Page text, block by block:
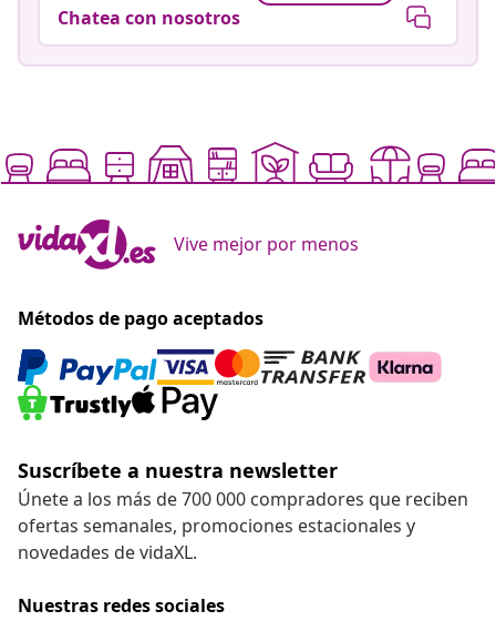
Chatea con nosotros
Vive mejor por menos
Métodos de pago aceptados
Suscríbete a nuestra newsletter
Únete a los más de 700 000 compradores que reciben
ofertas semanales, promociones estacionales y
novedades de vidaXL.
Nuestras redes sociales